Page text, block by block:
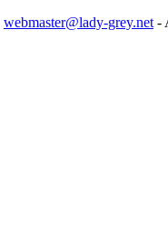
webmaster@lady-grey.net -